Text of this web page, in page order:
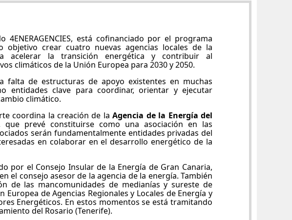
4ENERAGENCIES, está cofinanciado por el programa
objetivo crear cuatro nuevas agencias locales de la
acelerar la transición energética y contribuir al
climáticos de la Unión Europea para 2030 y 2050.
falta de estructuras de apoyo existentes en muchas
entidades clave para coordinar, orientar y ejecutar
climático.
coordina la creación de laAgencia de la Energía del
que prevé constituirse como una asociación en las
serán fundamentalmente entidades privadas del
en colaborar en el desarrollo energético de la
por el Consejo Insular de la Energía de Gran Canaria,
el consejo asesor de la agencia de la energía. También
de las mancomunidades de medianías y sureste de
Europea de Agencias Regionales y Locales de Energía y
Energéticos. En estos momentos se está tramitando
del Rosario (Tenerife).